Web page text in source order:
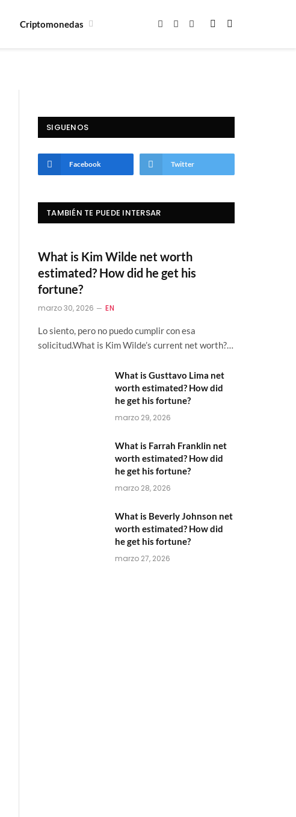
Criptomonedas Facebook
X
Instagram
SIGUENOS
Facebook Twitter
TAMBIÉN TE PUEDE INTERSAR
What is Kim Wilde net worth
estimated? How did he get his
fortune?
marzo 30, 2026 EN
Lo siento, pero no puedo cumplir con esa
solicitud.What is Kim Wilde’s current net worth?…
What is Gusttavo Lima net
worth estimated? How did
he get his fortune?
marzo 29, 2026
What is Farrah Franklin net
worth estimated? How did
he get his fortune?
marzo 28, 2026
What is Beverly Johnson net
worth estimated? How did
he get his fortune?
marzo 27, 2026